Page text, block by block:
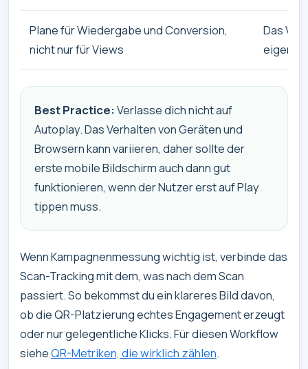
Plane für Wiedergabe und Conversion,
nicht nur für Views
Das
Best Practice: Verlasse dich nicht auf
Autoplay. Das Verhalten von Geräten und
Browsern kann variieren, daher sollte der
erste mobile Bildschirm auch dann gut
funktionieren, wenn der Nutzer erst auf Play
tippen muss.
Wenn Kampagnenmessung wichtig ist, verbinde das
Scan-Tracking mit dem, was nach dem Scan
passiert. So bekommst du ein klareres Bild davon,
ob die QR-Platzierung echtes Engagement erzeugt
oder nur gelegentliche Klicks. Für diesen Workflow
sieheQR-Metriken, die wirklich zählen.